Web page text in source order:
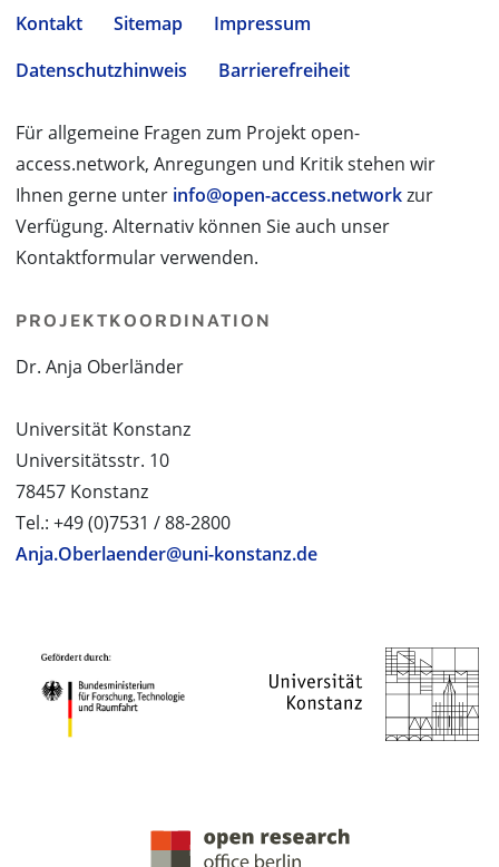
Kontakt Sitemap
Impressum
Datenschutzhinweis
Barrierefreiheit
Für allgemeine Fragen zum Projekt open-
access.network, Anregungen und Kritik stehen wir
Ihnen gerne unter info@open-access.networkzur
Verfügung. Alternativ können Sie auch unser
Kontaktformular verwenden.
PROJEKTKOORDINATION
Dr. Anja Oberländer
Universität Konstanz
Universitätsstr. 10
78457 Konstanz
Tel.: +49 (0)7531 / 88-2800
Anja.Oberlaender@uni-konstanz.de